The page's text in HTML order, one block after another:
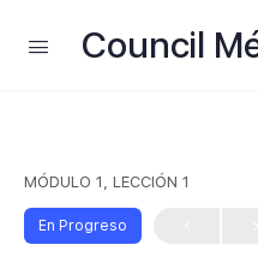
Council
MÓDULO 1, LECCIÓN 1
En Progreso